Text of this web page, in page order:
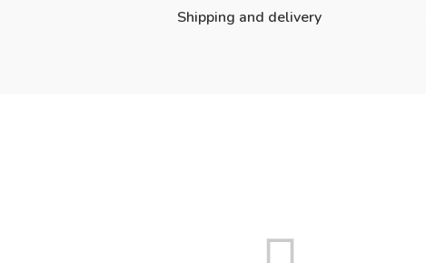
Shipping and delivery